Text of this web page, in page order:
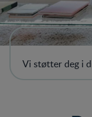
Vi støtter deg i